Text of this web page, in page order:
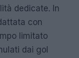
dedicate. In
con
limitato
dai gol